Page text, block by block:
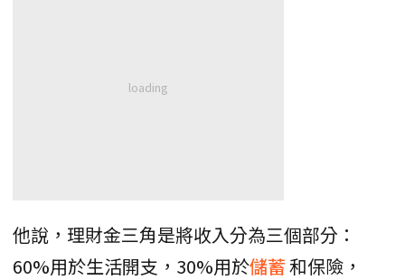
他說，理財金三角是將收入分為三個部分：
60%用於生活開支，30%用於儲蓄和保險，